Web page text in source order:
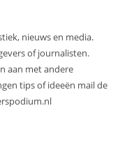
nieuws en media.
of journalisten.
aan met andere
tips of ideeën mail de